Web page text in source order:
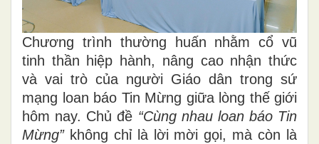
Chương trình thường huấn nhằm cổ vũ
tinh thần hiệp hành, nâng cao nhận thức
và vai trò của người Giáo dân trong sứ
mạng loan báo Tin Mừng giữa lòng thế giới
hôm nay. Chủ đề “Cùng nhau loan báo Tin
Mừng”không chỉ là lời mời gọi, mà còn là